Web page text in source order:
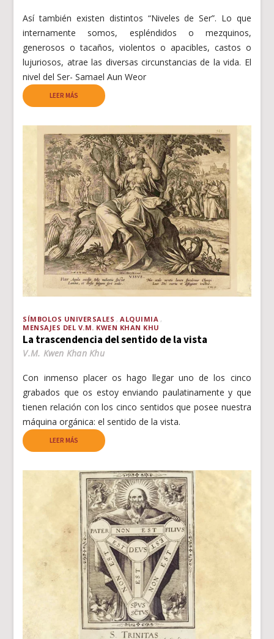
Así también existen distintos “Niveles de Ser”. Lo que
internamente somos, espléndidos o mezquinos,
generosos o tacaños, violentos o apacibles, castos o
lujuriosos, atrae las diversas circunstancias de la vida. El
nivel del Ser- Samael Aun Weor
LEER MÁS
SÍMBOLOS UNIVERSALES
ALQUIMIA
MENSAJES DEL V.M. KWEN KHAN KHU
La trascendencia del sentido de la vista
V.M. Kwen Khan Khu
Con inmenso placer os hago llegar uno de los cinco
grabados que os estoy enviando paulatinamente y que
tienen relación con los cinco sentidos que posee nuestra
máquina orgánica: el sentido de la vista.
LEER MÁS